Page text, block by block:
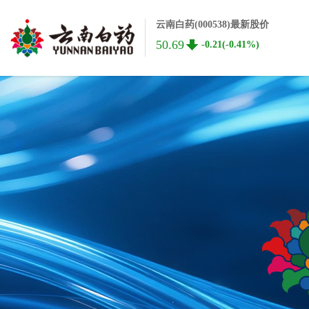
云南白药(000538)最新股价
50.69 -0.21(-0.41%)